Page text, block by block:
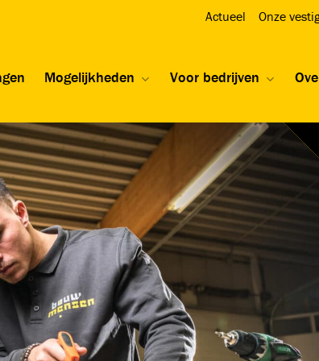
Actueel Onze
Mogelijkheden Voor bedrijven